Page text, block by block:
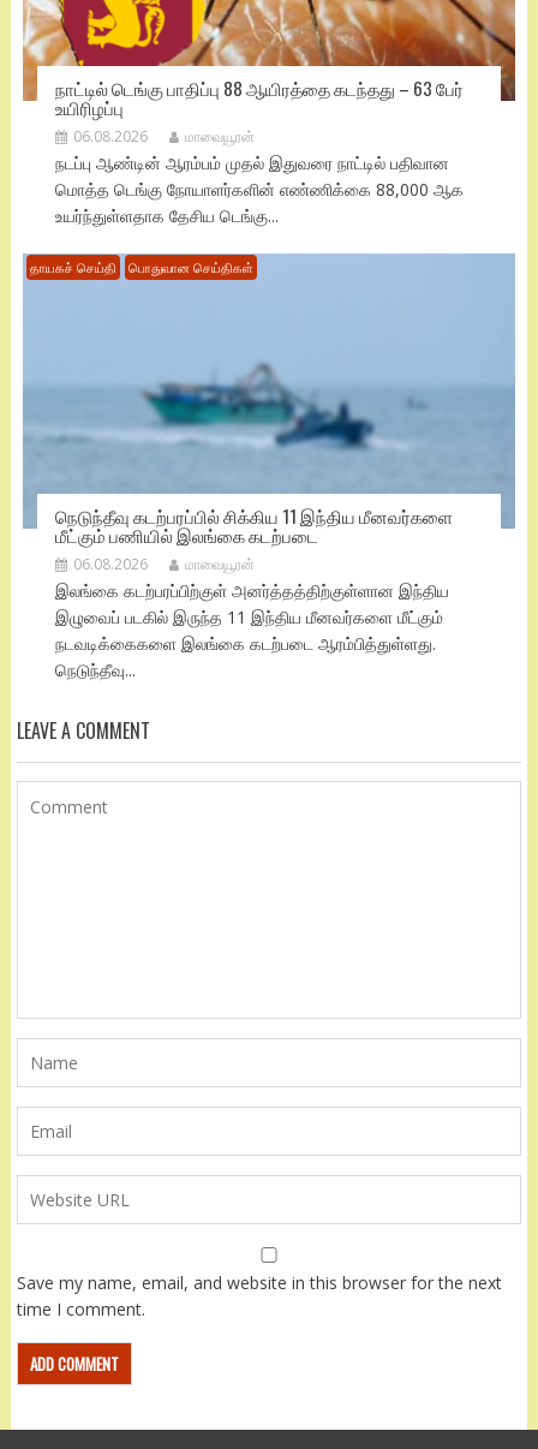
நாட்டில் டெங்கு பாதிப்பு 88 ஆயிரத்தை கடந்தது – 63 பேர்
உயிரிழப்பு
06.08.2026 மாவையூரன்
நடப்பு ஆண்டின் ஆரம்பம் முதல் இதுவரை நாட்டில் பதிவான
மொத்த டெங்கு நோயாளர்களின் எண்ணிக்கை 88,000 ஆக
உயர்ந்துள்ளதாக தேசிய டெங்கு...
தாயகச் செய்தி பொதுவான செய்திகள்
நெடுந்தீவு கடற்பரப்பில் சிக்கிய 11 இந்திய மீனவர்களை
மீட்கும் பணியில் இலங்கை கடற்படை
06.08.2026 மாவையூரன்
இலங்கை கடற்பரப்பிற்குள் அனர்த்தத்திற்குள்ளான இந்திய
இழுவைப் படகில் இருந்த 11 இந்திய மீனவர்களை மீட்கும்
நடவடிக்கைகளை இலங்கை கடற்படை ஆரம்பித்துள்ளது.
நெடுந்தீவு...
LEAVE A COMMENT
Save my name, email, and website in this browser for the next
time I comment.